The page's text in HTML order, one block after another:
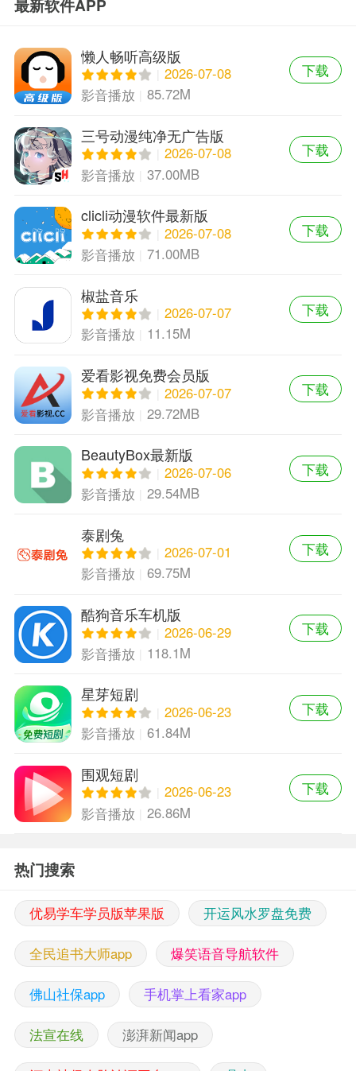
最新软件APP
懒人畅听高级版
2026-07-08
影音播放
85.72M
下载
三号动漫纯净无广告版
2026-07-08
影音播放
37.00MB
下载
clicli动漫软件最新版
2026-07-08
影音播放
71.00MB
下载
椒盐音乐
2026-07-07
影音播放
11.15M
下载
爱看影视免费会员版
2026-07-07
影音播放
29.72MB
下载
BeautyBox最新版
2026-07-06
影音播放
29.54MB
下载
泰剧兔
2026-07-01
影音播放
69.75M
下载
酷狗音乐车机版
2026-06-29
影音播放
118.1M
下载
星芽短剧
2026-06-23
影音播放
61.84M
下载
围观短剧
2026-06-23
影音播放
26.86M
下载
热门搜索
优易学车学员版苹果版 开运风水罗盘免费
全民追书大师app 爆笑语音导航软件
佛山社保app 手机掌上看家app
法宣在线 澎湃新闻app